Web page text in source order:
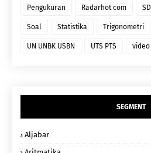
Pengukuran Radarhot com SD
Soal Statistika Trigonometri
UN UNBK USBN UTS PTS video
SEGMENT
Aljabar